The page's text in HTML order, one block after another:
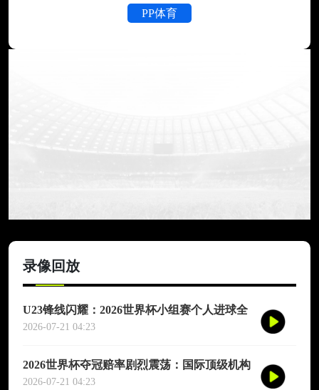
PP体育
录像回放
U23锋线闪耀：2026世界杯小组赛个人进球全
记录
2026-07-21 04:23
2026世界杯夺冠赔率剧烈震荡：国际顶级机构
最新榜单出炉
2026-07-21 04:23